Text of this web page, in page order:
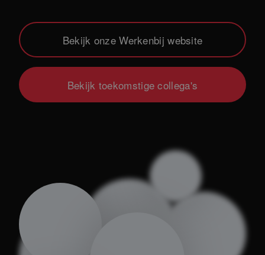
Bekijk onze Werkenbij website
Bekijk toekomstige collega's